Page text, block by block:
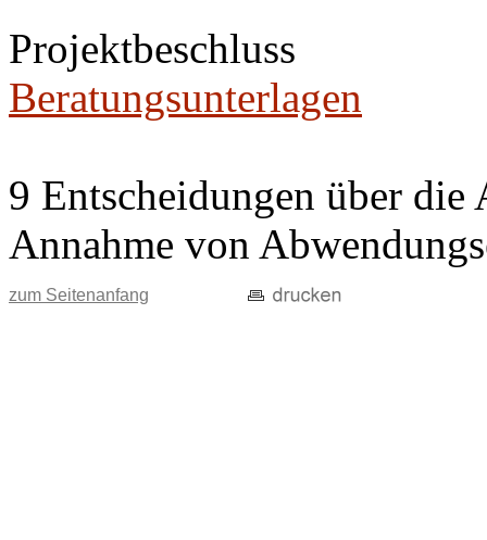
Projektbeschluss
Beratungsunterlagen
9 Entscheidungen über
Annahme von
zum Seitenanfang